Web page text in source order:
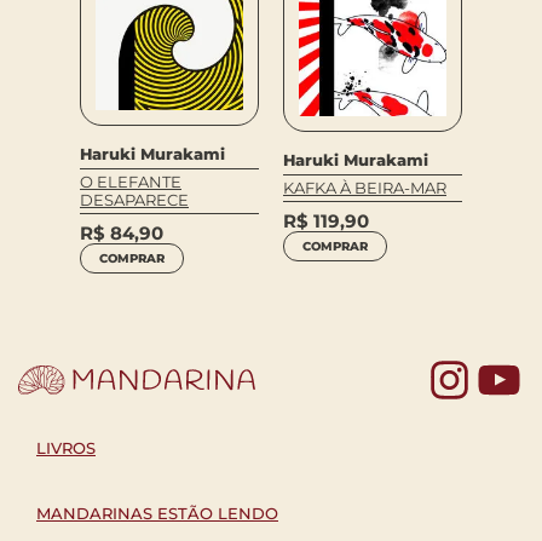
Haruki Murakami
O ELEFANTE
DESAPARECE
R$ 84,90
COMPRAR
Haruki Murakami
KAFKA À BEIRA-MAR
R$ 119,90
COMPRAR
LIVROS
MANDARINAS ESTÃO LENDO